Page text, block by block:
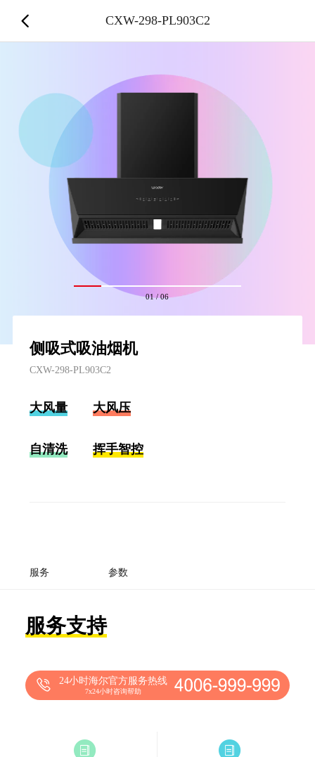
01/06
侧吸式吸油烟机
CXW-298-PL903C2
大风量 大风压
自清洗 挥手智控
服务 参数
服务支持
24小时海尔官方服务热线
7x24小时咨询帮助
CXW-298-PL903C2